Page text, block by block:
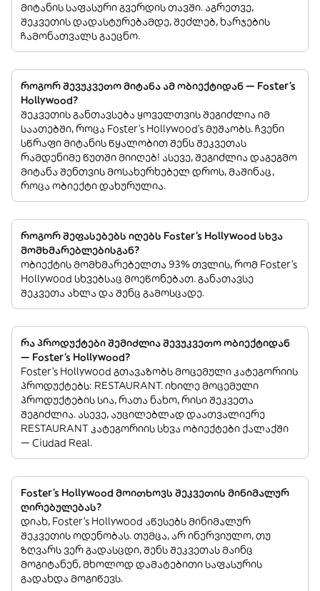
მიტანის საფასური გვერდის თავში. აგრეთვე,
შეკვეთის დადასტურებამდე, შეძლებ, ხარჯების
ჩამონათვალს გაეცნო.
როგორ შევუკვეთო მიტანა ამ ობიექტიდან — Foster's
Hollywood?
შეკვეთის განთავსება ყოველთვის შეგიძლია იმ
საათებში, როცა Foster's Hollywood’s მუშაობს. ჩვენი
სწრაფი მიტანის წყალობით შენს შეკვეთას
რამდენიმე წუთში მიიღებ! ასევე, შეგიძლია დაგეგმო
მიტანა შენთვის მოსახერხებელ დროს, მაშინაც,
როცა ობიექტი დახურულია.
როგორ შეფასებებს იღებს Foster's Hollywood სხვა
მომხმარებლებისგან?
ობიექტის მომხმარებელთა 93% თვლის, რომ Foster's
Hollywood სხვებსაც მოეწონებათ. განათავსე
შეკვეთა ახლა და შენც გამოსცადე.
რა პროდუქტები შემიძლია შევუკვეთო ობიექტიდან
— Foster's Hollywood?
Foster's Hollywood გთავაზობს მოცემული კატეგორიის
პროდუქტებს: RESTAURANT. იხილე მოცემული
პროდუქტების სია, რათა ნახო, რისი შეკვეთა
შეგიძლია. ასევე, აუცილებლად დაათვალიერე
RESTAURANT კატეგორიის სხვა ობიექტები ქალაქში
— Ciudad Real.
Foster's Hollywood მოითხოვს შეკვეთის მინიმალურ
ღირებულებას?
დიახ, Foster's Hollywood აწესებს მინიმალურ
შეკვეთის ოდენობას. თუმცა, არ ინერვიულო, თუ
ზღვარს ვერ გადასცდი, შენს შეკვეთას მაინც
მოგიტანენ, მხოლოდ დამატებითი საფასურის
გადახდა მოგიწევს.